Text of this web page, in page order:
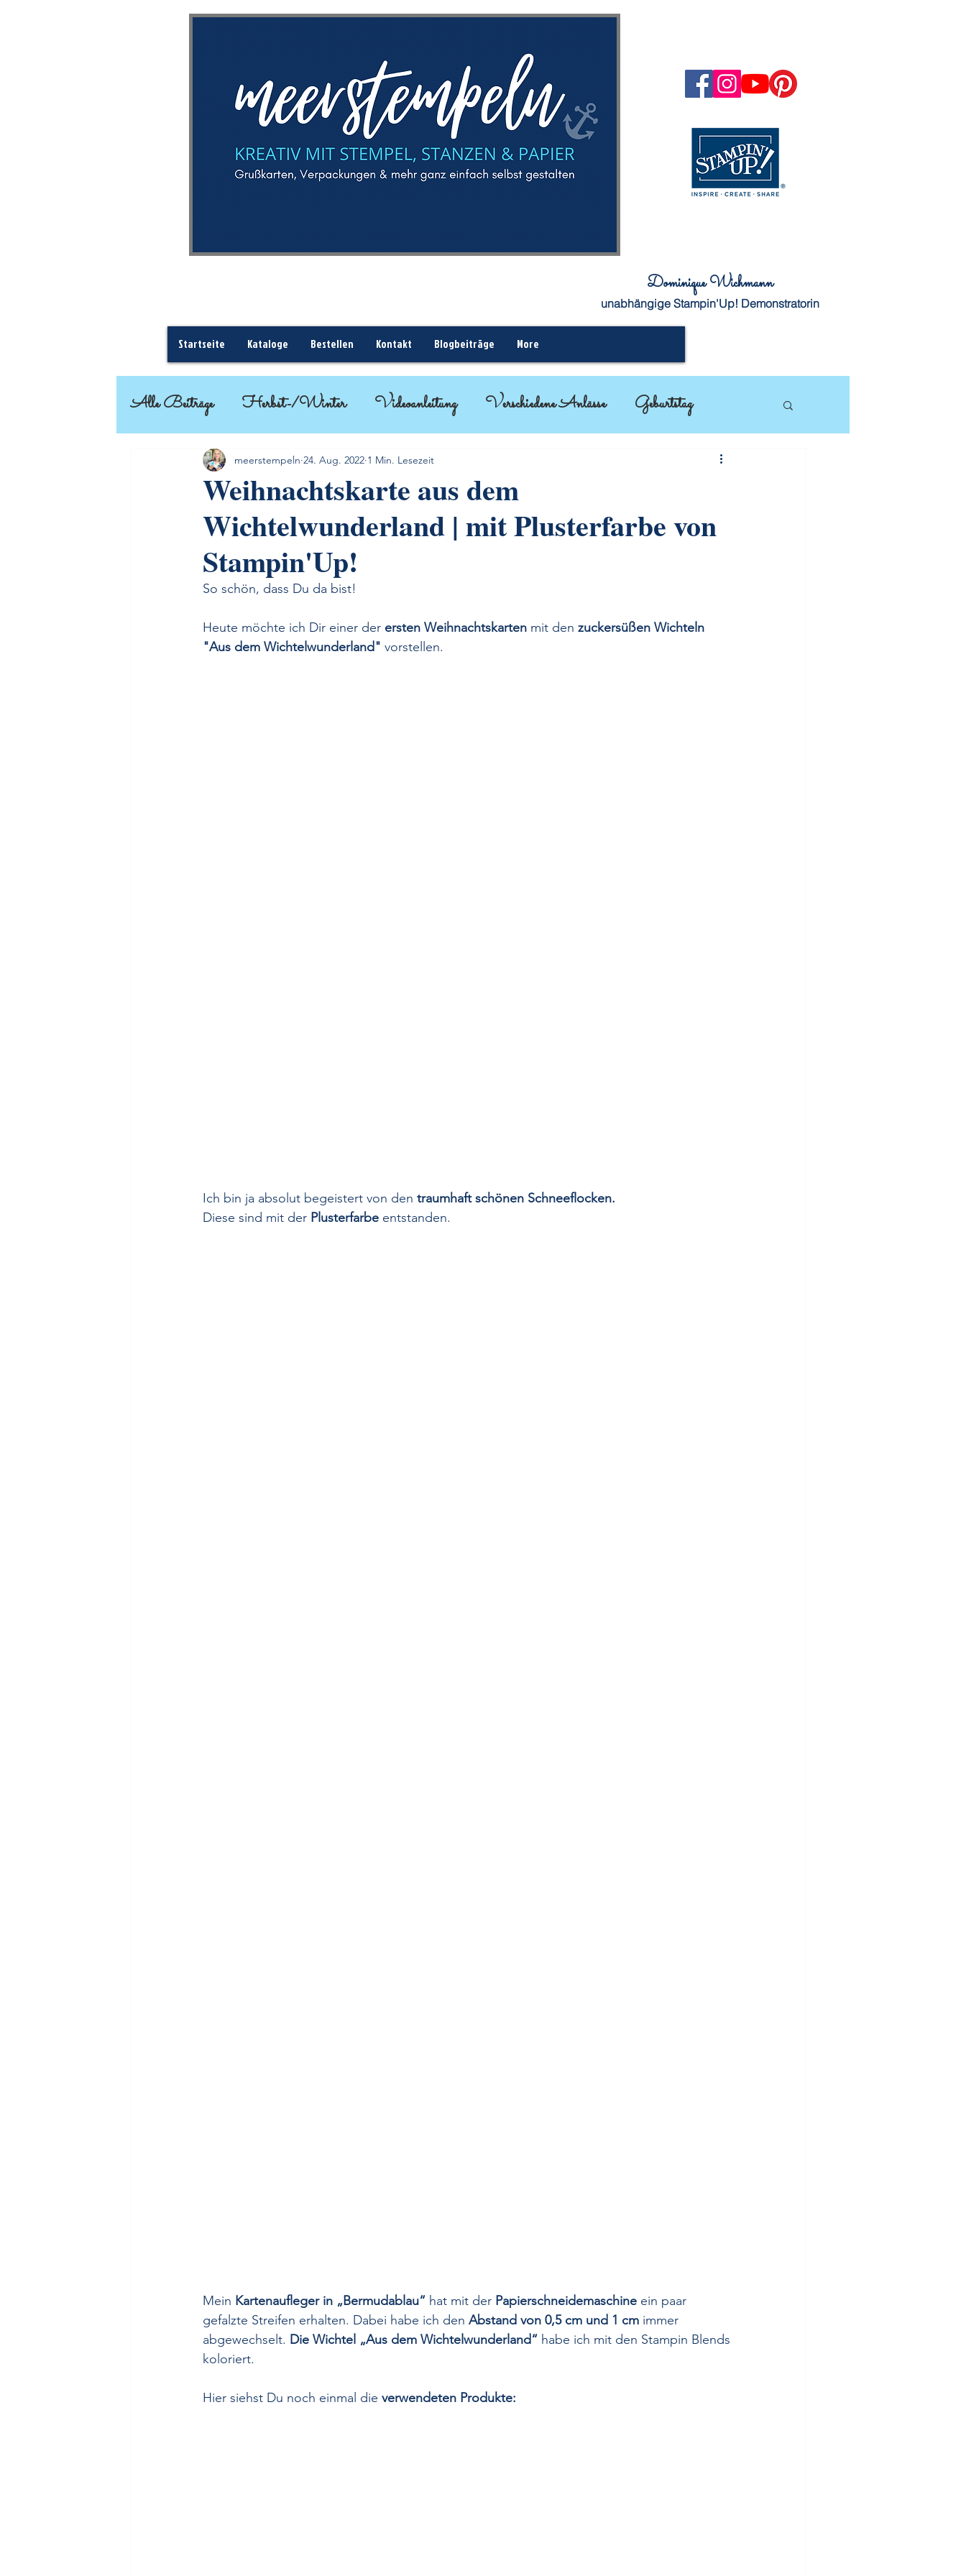
Alle Beiträge Herbst-/Winter Videoanleitung Verschiedene Anlässe Geburtstag
Basteleinsteiger Geschenkideen BlogHop
Frühjahr-/Sommer
Weihnachtskarte aus dem
Wichtelwunderland | mit Plusterfarbe von
Stampin'Up!
meerstempeln 24. Aug. 2022 1 Min. Lesezeit
So schön, dass Du da bist!
Heute möchte ich Dir einer der ersten Weihnachtskarten mit den zuckersüßen Wichteln
"Aus dem Wichtelwunderland" vorstellen.
Ich bin ja absolut begeistert von den traumhaft schönen Schneeflocken.
Diese sind mit der Plusterfarbe entstanden.
Mein Kartenaufleger in „Bermudablau“ hat mit der Papierschneidemaschine ein paar
gefalzte Streifen erhalten. Dabei habe ich den Abstand von 0,5 cm und 1 cm immer
abgewechselt. Die Wichtel „Aus dem Wichtelwunderland“ habe ich mit den Stampin Blends
koloriert.
Hier siehst Du noch einmal die verwendeten Produkte:
Startseite Kataloge Bestellen Kontakt Blogbeiträge More
Dominique Wichmann
unabhängige Stampin'Up! Demonstratorin